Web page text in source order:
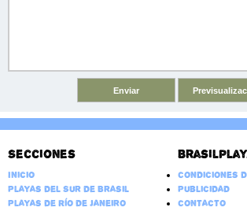
Secciones
Inicio
Playas del Sur de Brasil
Playas de Río de Janeiro
Condiciones
Publicidad
Contacto